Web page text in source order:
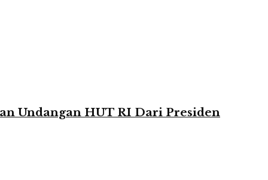
Undangan HUT RI Dari Presiden